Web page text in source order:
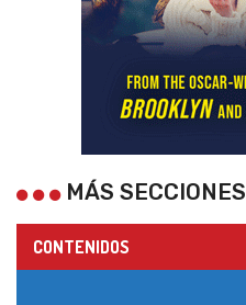
MÁS SECCIONES
CONTENIDOS